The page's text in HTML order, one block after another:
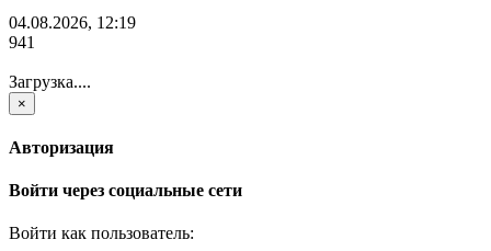
04.08.2026, 12:19
941
Загрузка....
×
Авторизация
Войти через социальные сети
Войти как пользователь: